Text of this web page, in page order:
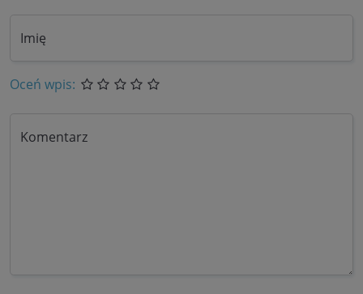
Imię
Oceń wpis:
Komentarz